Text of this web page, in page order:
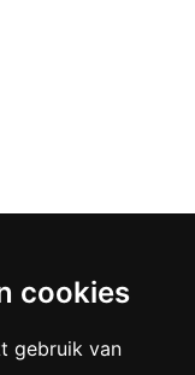
cookies
gebruik van